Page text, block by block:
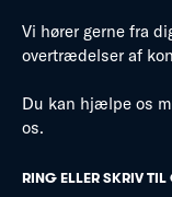
Vi hører gerne fra
overtrædelser af
Du kan hjælpe os
os.
RING ELLER SKRIV